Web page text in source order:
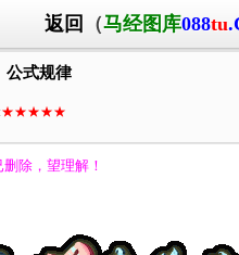
返回 （马经图库088tu
公式规律
★★★★★
除，望理解！